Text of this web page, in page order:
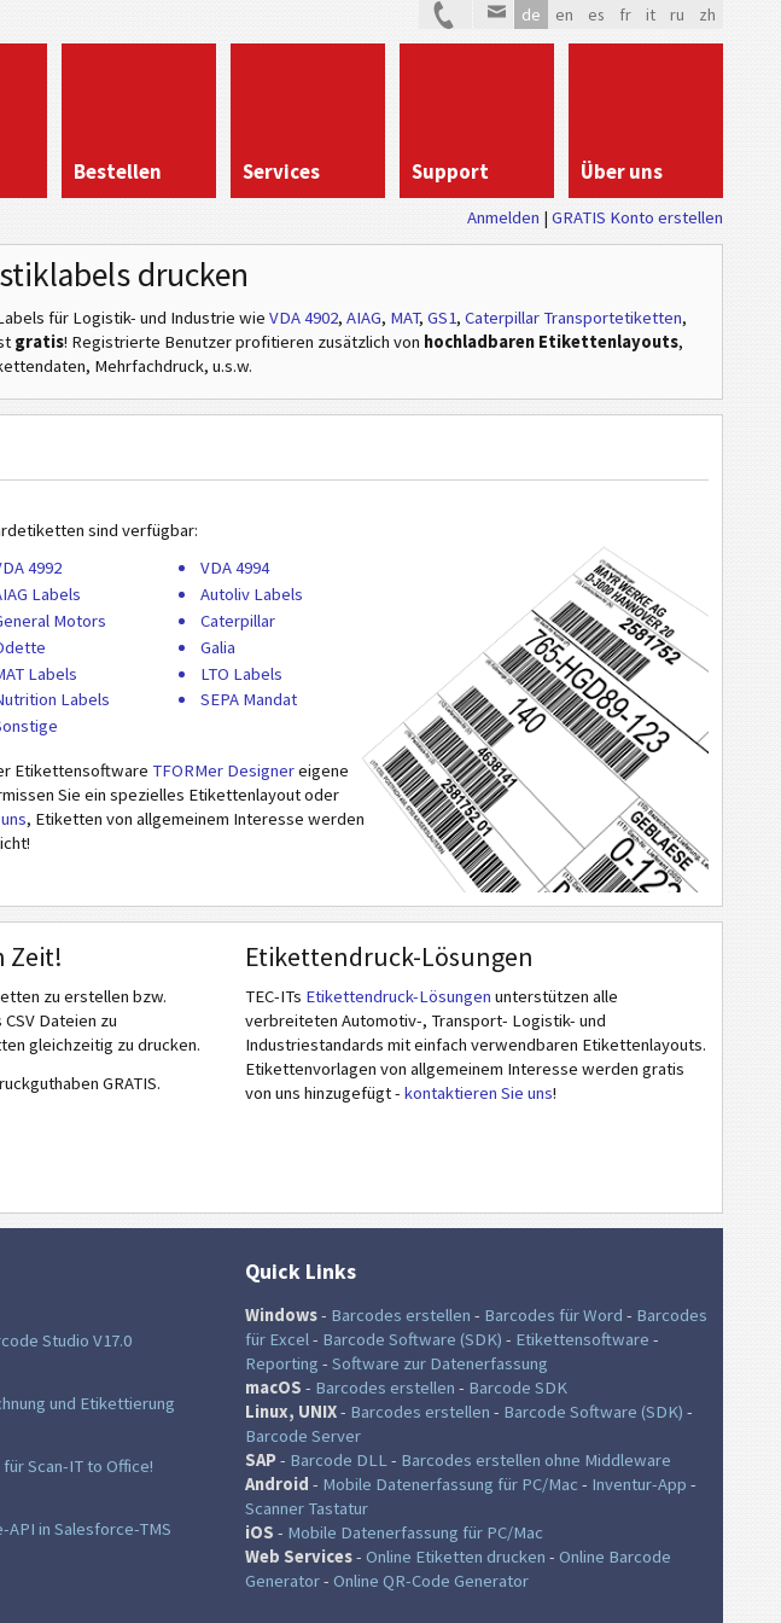
de en es fr it ru zh
Bestellen Services Support Über uns
Anmelden GRATIS Konto erstellen
drucken
für Logistik- und Industrie wie VDA 4902, AIAG, MAT, GS1, Caterpillar Transportetiketten,
gratis! Registrierte Benutzer profitieren zusätzlich von hochladbaren Etikettenlayouts,
Mehrfachdruck, u.s.w.
sind verfügbar:
4992
VDA 4994
Labels
Autoliv Labels
Motors
Caterpillar
Galia
Labels
LTO Labels
Labels
SEPA Mandat
Etikettensoftware TFORMer Designereigene
Sie ein spezielles Etikettenlayout oder
, Etiketten von allgemeinem Interesse werden
Zeit!
zu erstellen bzw.
Dateien zu
gleichzeitig zu drucken.
GRATIS.
Etikettendruck-Lösungen
TEC-ITs Etikettendruck-Lösungen unterstützen alle
verbreiteten Automotiv-, Transport- Logistik- und
Industriestandards mit einfach verwendbaren Etikettenlayouts.
Etikettenvorlagen von allgemeinem Interesse werden gratis
von uns hinzugefügt - kontaktieren Sie uns!
Studio V17.0
und Etikettierung
Scan-IT to Office!
in Salesforce-TMS
Quick Links
Windows- Barcodes erstellen - Barcodes für Word - Barcodes
für Excel- Barcode Software (SDK) - Etikettensoftware -
Reporting - Software zur Datenerfassung
macOS - Barcodes erstellen - Barcode SDK
Linux, UNIX- Barcodes erstellen - Barcode Software (SDK) -
Barcode Server
SAP- Barcode DLL- Barcodes erstellen ohne Middleware
Android - Mobile Datenerfassung für PC/Mac - Inventur-App -
Scanner Tastatur
iOS - Mobile Datenerfassung für PC/Mac
Web Services- Online Etiketten drucken - Online Barcode
Generator- Online QR-Code Generator